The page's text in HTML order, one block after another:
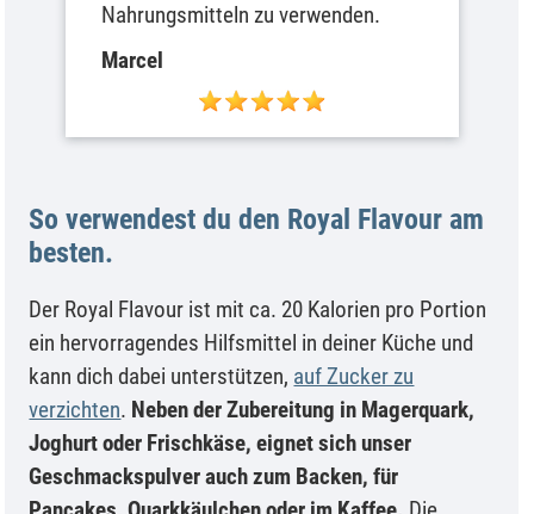
Nahrungsmitteln zu verwenden.
Marcel
So verwendest du den Royal Flavour am
besten.
Der Royal Flavour ist mit ca. 20 Kalorien pro Portion
ein hervorragendes Hilfsmittel in deiner Küche und
kann dich dabei unterstützen, auf Zucker zu
verzichten. Neben der Zubereitung in Magerquark,
Joghurt oder Frischkäse, eignet sich unser
Geschmackspulver auch zum Backen, für